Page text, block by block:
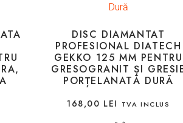
DISC DIAMANTAT
PROFESIONAL DIATECH
GEKKO 125 MM PENTRU
GRESOGRANIT ȘI
PORȚELANATĂ DURĂ
168,00 LEI TVA INCLUS